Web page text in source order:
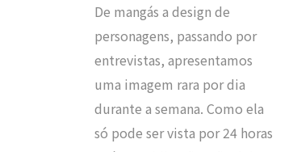
De mangás a design de
personagens, passando por
entrevistas, apresentamos
uma imagem rara por dia
durante a semana. Como ela
só pode ser vista por 24 horas